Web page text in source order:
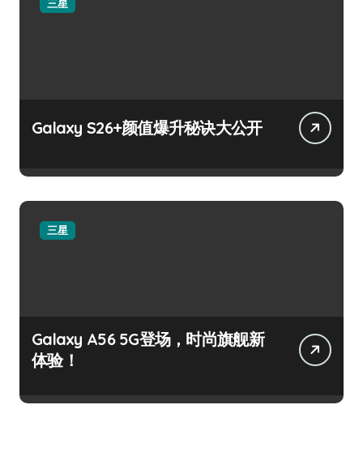
三星
Galaxy S26+颜值爆升秘诀大公开
三星
Galaxy A56 5G登场，时尚旗舰新
体验！